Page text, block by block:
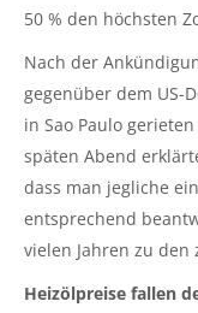
50 % den höchsten
Nach der
gegenüber dem US-
in Sao Paulo
späten Abend
dass man jegliche
entsprechend
vielen Jahren zu
Heizölpreise fallen